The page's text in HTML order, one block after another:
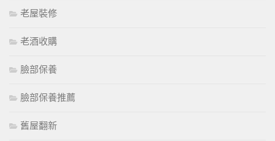
老屋裝修
老酒收購
臉部保養
臉部保養推薦
舊屋翻新